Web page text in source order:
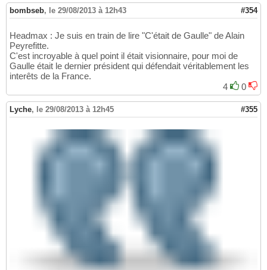
bombseb, le 29/08/2013 à 12h43 #354
Headmax : Je suis en train de lire "C'était de Gaulle" de Alain
Peyrefitte.
C'est incroyable à quel point il était visionnaire, pour moi de
Gaulle était le dernier président qui défendait véritablement les
interêts de la France.
4
0
Lyche, le 29/08/2013 à 12h45 #355